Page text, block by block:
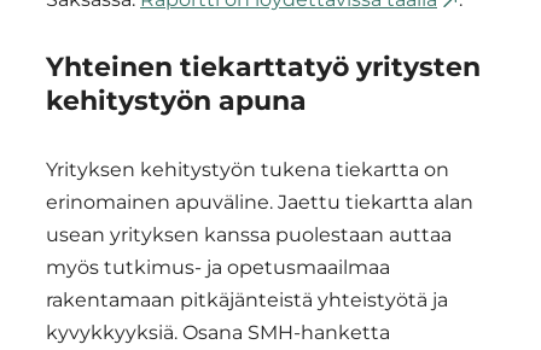
Yhteinen tiekarttatyö yritysten
kehitystyön apuna
Yrityksen kehitystyön tukena tiekartta on
erinomainen apuväline. Jaettu tiekartta alan
usean yrityksen kanssa puolestaan auttaa
myös tutkimus- ja opetusmaailmaa
rakentamaan pitkäjänteistä yhteistyötä ja
kyvykkyyksiä. Osana SMH-hanketta